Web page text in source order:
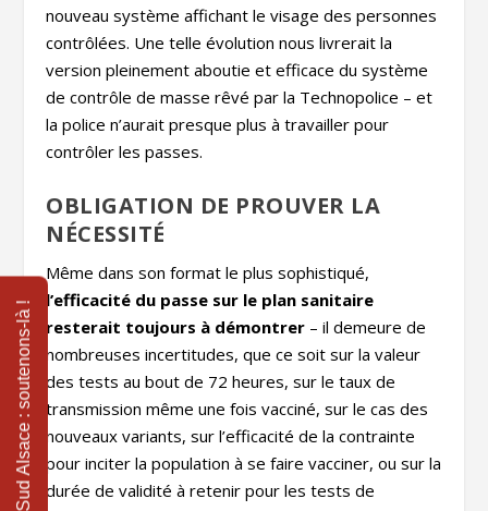
nouveau système affichant le visage des personnes
contrôlées. Une telle évolution nous livrerait la
version pleinement aboutie et efficace du système
de contrôle de masse rêvé par la Technopolice – et
la police n’aurait presque plus à travailler pour
contrôler les passes.
OBLIGATION DE PROUVER LA
NÉCESSITÉ
Même dans son format le plus sophistiqué,
l’efficacité du passe sur le plan sanitaire
resterait toujours à démontrer – il demeure de
nombreuses incertitudes, que ce soit sur la valeur
des tests au bout de 72 heures, sur le taux de
transmission même une fois vacciné, sur le cas des
nouveaux variants, sur l’efficacité de la contrainte
pour inciter la population à se faire vacciner, ou sur la
durée de validité à retenir pour les tests de